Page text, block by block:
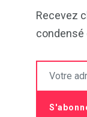
Recevez
condensé